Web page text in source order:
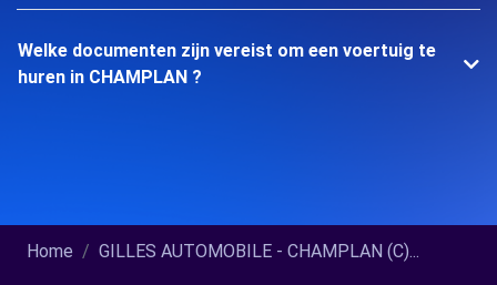
Welke documenten zijn vereist om een voertuig te
huren in CHAMPLAN ?
Home GILLES AUTOMOBILE - CHAMPLAN (C)...